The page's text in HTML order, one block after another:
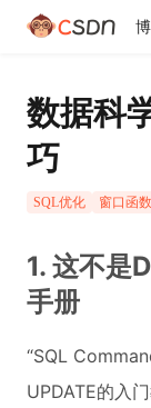
数据科
巧
SQL优化 窗口函数
1. 这不是
手册
“SQL
UPDATE的入